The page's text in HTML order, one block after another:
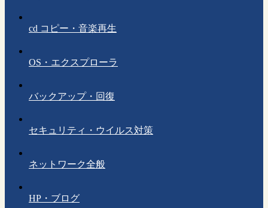
cd コピー・音楽再生
OS・エクスプローラ
バックアップ・回復
セキュリティ・ウイルス対策
ネットワーク全般
HP・ブログ